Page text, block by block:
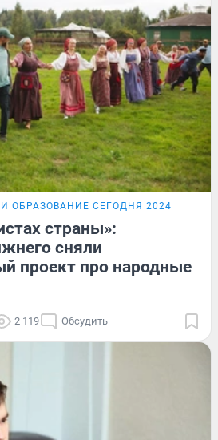
ОБРАЗОВАНИЕ СЕГОДНЯ 2024
страны»:
сняли
проект про народные
2 119 Обсудить